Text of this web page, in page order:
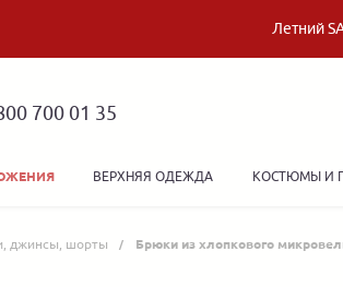
Летний
700 01 35
ВЕРХНЯЯ ОДЕЖДА КОСТЮМЫ И
джинсы, шорты Брюки из хлопкового